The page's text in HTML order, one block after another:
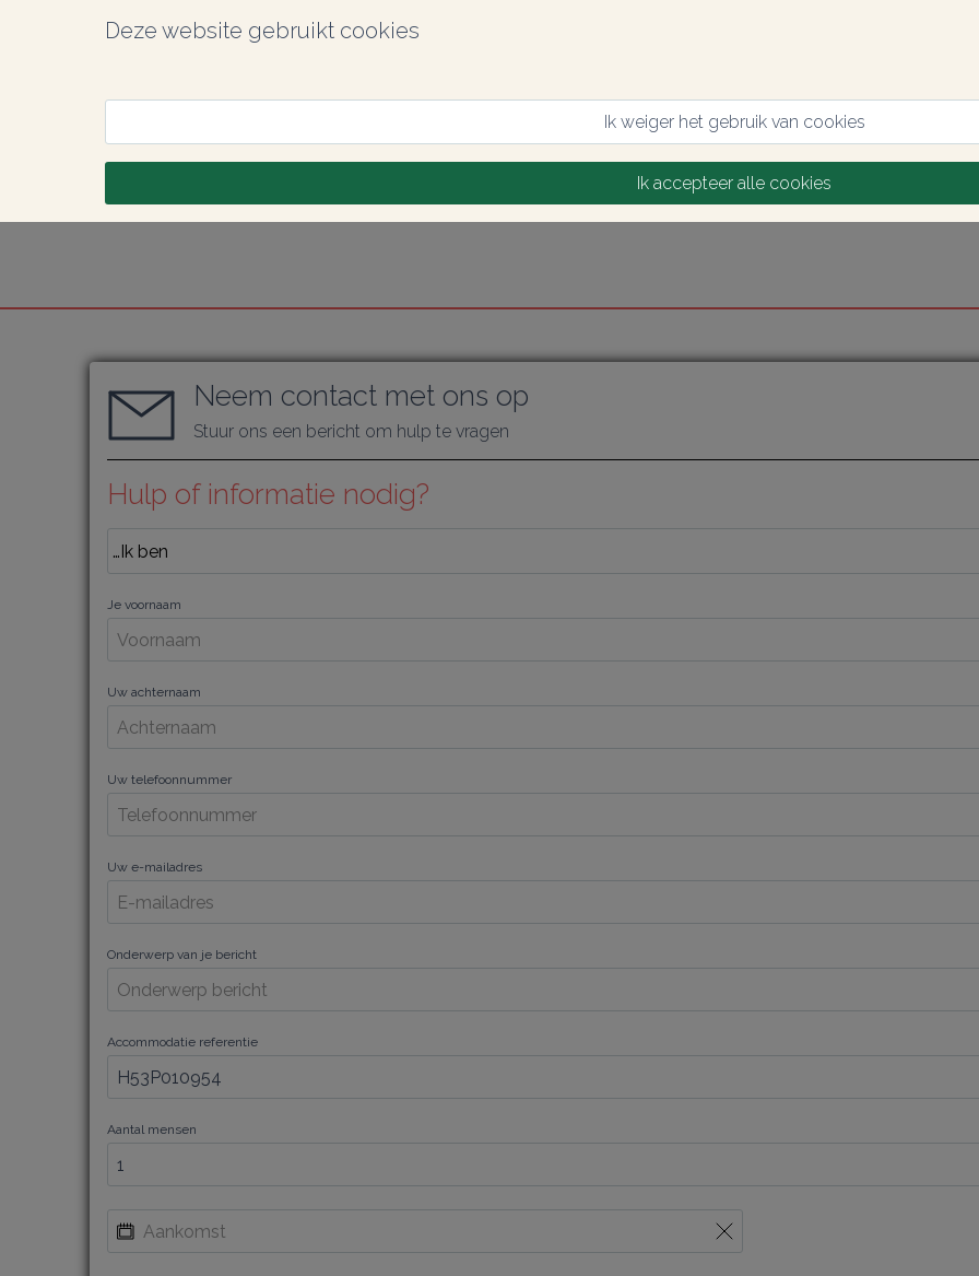
Deze website gebruikt cookies
Ik weiger het gebruik van cookies
Ik accepteer alle cookies
Neem contact met ons op
Stuur ons een bericht om hulp te vragen
Hulp of informatie nodig?
Je voornaam
Uw achternaam
Uw telefoonnummer
Uw e-mailadres
Onderwerp van je bericht
Accommodatie referentie
Aantal mensen